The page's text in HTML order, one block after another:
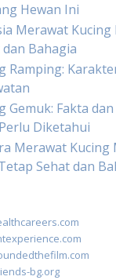
Hewan Ini
Merawat Kucing
Bahagia
Ramping:
Gemuk: Fakta
Diketahui
Merawat Kucing
Sehat dan
bg.org